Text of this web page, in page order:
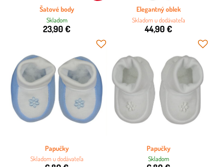
Šatové body
Skladom
23,90 €
Elegantný oblek
Skladom u dodávateľa
44,90 €
Papučky
Skladom u dodávateľa
Papučky
Skladom